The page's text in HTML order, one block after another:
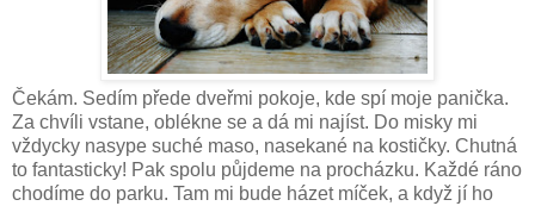
Čekám. Sedím přede dveřmi pokoje, kde spí moje panička.
Za chvíli vstane, oblékne se a dá mi najíst. Do misky mi
vždycky nasype suché maso, nasekané na kostičky. Chutná
to fantasticky! Pak spolu půjdeme na procházku. Každé ráno
chodíme do parku. Tam mi bude házet míček, a když jí ho